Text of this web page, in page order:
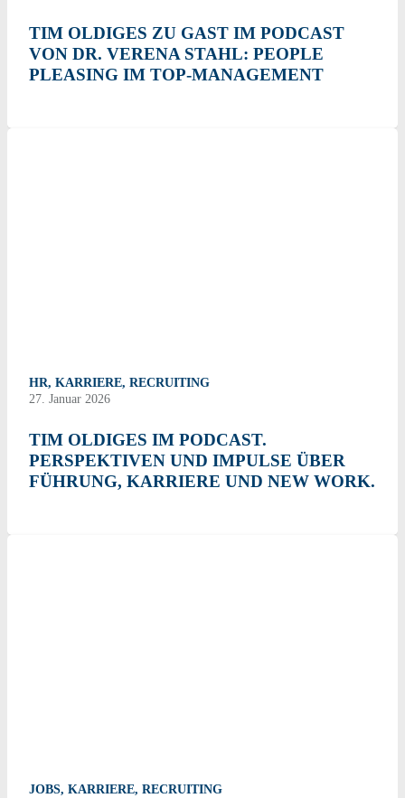
TIM OLDIGES ZU GAST IM PODCAST
VON DR. VERENA STAHL: PEOPLE
PLEASING IM TOP-MANAGEMENT
HR, KARRIERE, RECRUITING
27. Januar 2026
TIM OLDIGES IM PODCAST.
PERSPEKTIVEN UND IMPULSE ÜBER
FÜHRUNG, KARRIERE UND NEW WORK.
JOBS, KARRIERE, RECRUITING